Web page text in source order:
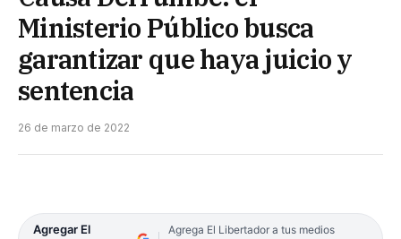
Ministerio Público busca
garantizar que haya juicio y
sentencia
26 de marzo de 2022
Agregar El
Agrega El Libertador a tus medios